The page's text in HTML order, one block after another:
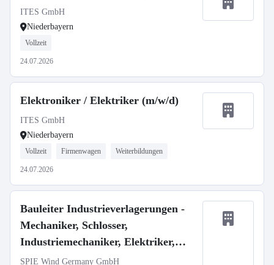
ITES GmbH
Niederbayern
Vollzeit
24.07.2026
Elektroniker / Elektriker (m/w/d)
ITES GmbH
Niederbayern
Vollzeit Firmenwagen Weiterbildungen
24.07.2026
Bauleiter Industrieverlagerungen -
Mechaniker, Schlosser,
Industriemechaniker, Elektriker,
Techniker m/w/d
SPIE Wind Germany GmbH